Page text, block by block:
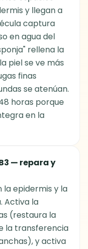
y llegan a
captura
en agua del
rellena la
piel se ve más
finas
se atenúan.
horas porque
en la
— repara y
la epidermis y la
Activa la
(restaura la
la transferencia
y activa